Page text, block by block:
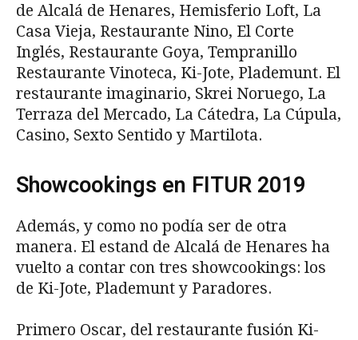
de Alcalá de Henares, Hemisferio Loft, La
Casa Vieja, Restaurante Nino, El Corte
Inglés, Restaurante Goya, Tempranillo
Restaurante Vinoteca, Ki-Jote, Plademunt. El
restaurante imaginario, Skrei Noruego, La
Terraza del Mercado, La Cátedra, La Cúpula,
Casino, Sexto Sentido y Martilota.
Showcookings en FITUR 2019
Además, y como no podía ser de otra
manera. El estand de Alcalá de Henares ha
vuelto a contar con tres showcookings: los
de Ki-Jote, Plademunt y Paradores.
Primero Oscar, del restaurante fusión Ki-